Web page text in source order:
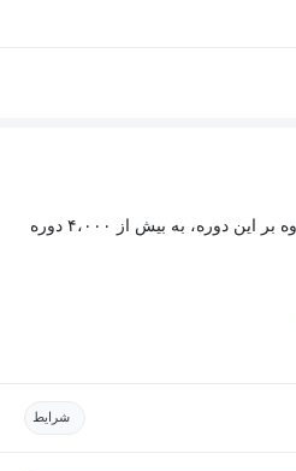
با خرید اشتراک مکتب‌پلاس، علاوه بر این دوره، به بیش از ۴،۰۰۰ دوره
شرایط